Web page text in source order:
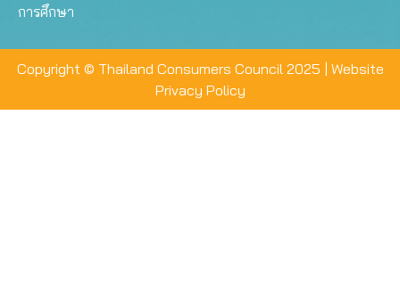
การศึกษา
Copyright © Thailand Consumers Council 2025 | Website
Privacy Policy